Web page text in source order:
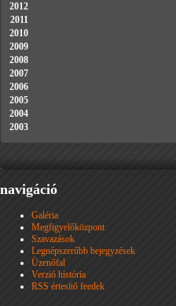
2012
2011
2010
2009
2008
2007
2006
2005
2004
2003
navigáció
Galéria
Megfigyelőközpont
Szavazások
Legnépszerűbb bejegyzések
Üzenőfal
Verzió história
RSS értesítő feedek